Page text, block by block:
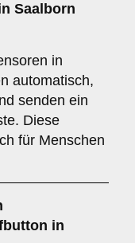
Saalborn
in
automatisch,
senden ein
Diese
für Menschen
in